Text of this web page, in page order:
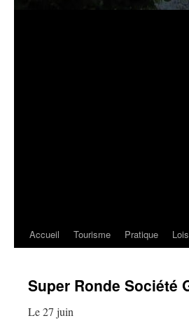
Accueil Tourisme Pratique
Super Ronde Société
Le 27 juin